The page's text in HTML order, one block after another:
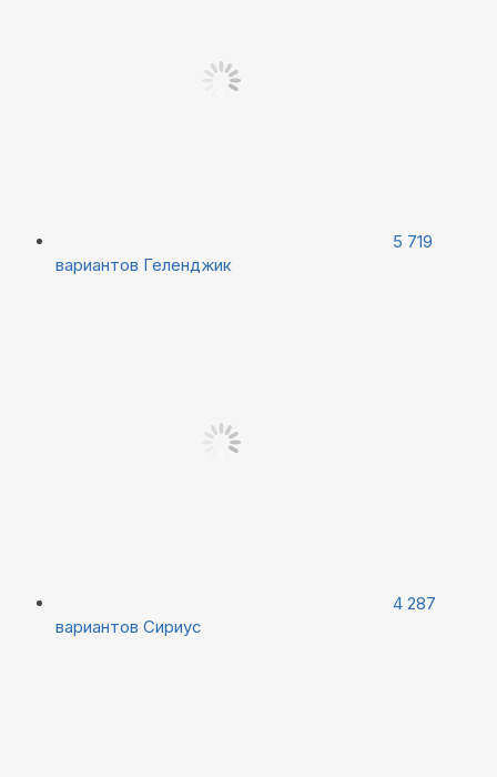
5 719
вариантов Геленджик
4 287
вариантов Сириус